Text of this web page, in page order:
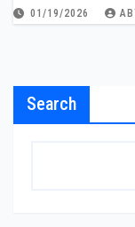
01/19/2026
Search